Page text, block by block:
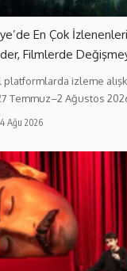
En Çok İzlenenleri
Filmlerde
izleme
Temmuz–2 Ağustos
4 Ağu 2026